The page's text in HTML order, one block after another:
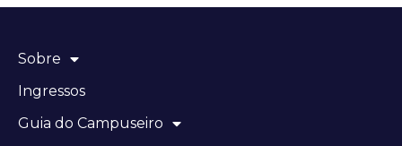
Sobre
Ingressos
Guia do Campuseiro